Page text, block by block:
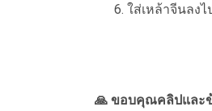
ใส่เหล้าจีนลง
🙏 ขอบคุณคลิปและ